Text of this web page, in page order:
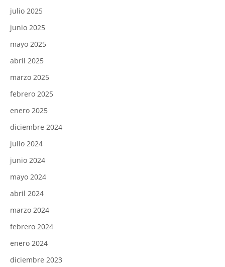
julio 2025
junio 2025
mayo 2025
abril 2025
marzo 2025
febrero 2025
enero 2025
diciembre 2024
julio 2024
junio 2024
mayo 2024
abril 2024
marzo 2024
febrero 2024
enero 2024
diciembre 2023